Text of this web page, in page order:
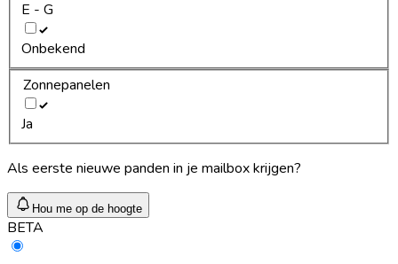
E - G
Onbekend
Zonnepanelen
Ja
Als eerste nieuwe panden in je mailbox krijgen?
Hou me op de hoogte
BETA